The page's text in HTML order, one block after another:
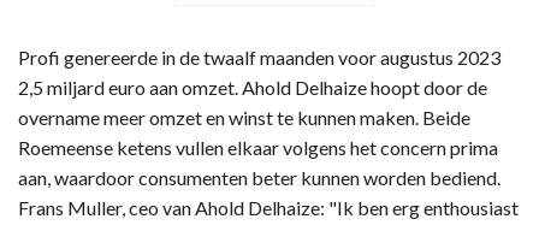
Profi genereerde in de twaalf maanden voor augustus 2023
2,5 miljard euro aan omzet. Ahold Delhaize hoopt door de
overname meer omzet en winst te kunnen maken. Beide
Roemeense ketens vullen elkaar volgens het concern prima
aan, waardoor consumenten beter kunnen worden bediend.
Frans Muller, ceo van Ahold Delhaize: "Ik ben erg enthousiast